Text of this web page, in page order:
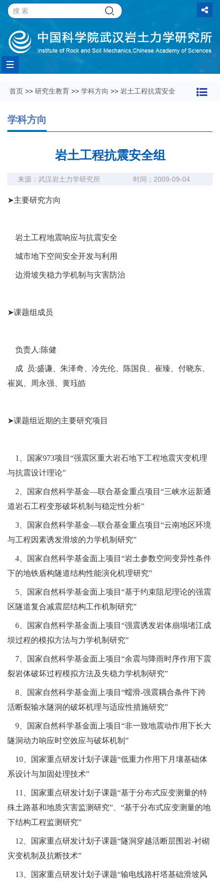
Toggle
navigation
首页 >> 研究生教育 >> 学科方向 >> 岩土工程抗震安全
学科方向
岩土工程抗震安全组
来源：武汉岩土力学研究所 时间：2009-09-04
➤主要研究方向
岩土工程地震响应与抗震安全
城市地下空间安全开发与利用
边滑坡失稳力学机制与灾害防治
➤课题组成员
负责人:陈健
成 员:盛谦、朱泽奇、冷先伦、陈国良、崔臻、付晓东、
崔岚、周永强、黄珏皓
➤课题组近期的主要研究项目
1、国家973项目“强震区重大岩石地下工程地震灾变机理
与抗震设计理论”
2、国家自然科学基金—联合基金重点项目“三峡水运新通
道岩石工程变形破坏机制与稳定性分析”
3、国家自然科学基金—联合基金重点项目“云南地区环境
与工程因素诱发滑坡的力学机制研究”
4、国家自然科学基金面上项目“岩土参数空间变异性条件
下的地铁盾构隧道结构性能演化机理研究”
5、国家自然科学基金面上项目“基于约束阻尼理论的强震
区隧道复合减震层结构工作机制研究”
6、国家自然科学基金面上项目“强震诱发岩体崩塌堵江成
坝过程的模拟方法与力学机制研究”
7、国家自然科学基金面上项目“余震与降雨时序作用下震
裂岩体破坏过程模拟方法及失稳力学机制研究”
8、国家自然科学基金面上项目“蠕滑-强震耦合条件下跨
活断裂输水隧洞的破坏机理与适应性措施研究”
9、国家自然科学基金面上项目“非一致地震动作用下长大
隧洞动力响应时空效应与破坏机制”
10、国家重点研发计划子课题“低重力作用下月壤基础体
系设计与加固处理技术”
11、国家重点研发计划子课题“基于分布式应变测量的特
殊土路基和地质灾害监测研究”、“基于分布式应变测量的地
下结构工程监测研究”
12、国家重点研发计划子课题“隧洞穿越活断层围岩-衬砌
灾变机制及抗断技术”
13、国家重点研发计划子课题“输电线路杆塔基础滑坡风